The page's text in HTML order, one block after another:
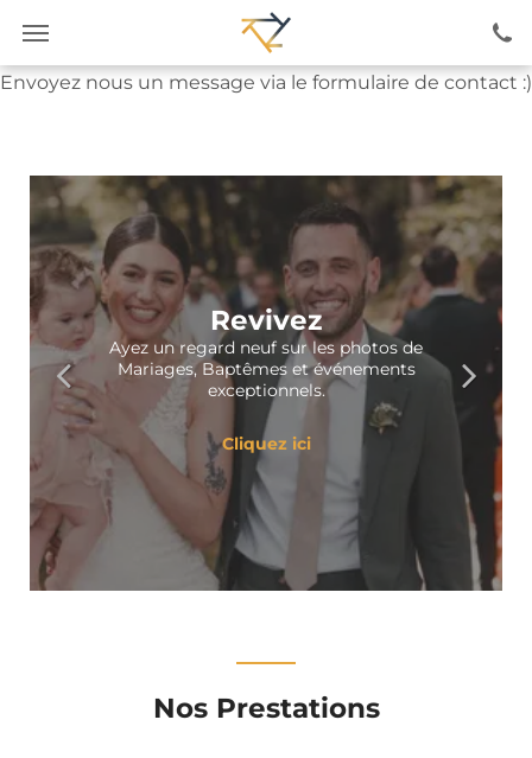
Jamais trop tôt !
Les réservation pour 2027 et 2028 sont en cours !
Envoyez nous un message via le formulaire de contact :)
Revivez
Ayez un regard neuf sur les photos de
Mariages, Baptêmes et événements
exceptionnels.
Cliquez ici
Nos Prestations